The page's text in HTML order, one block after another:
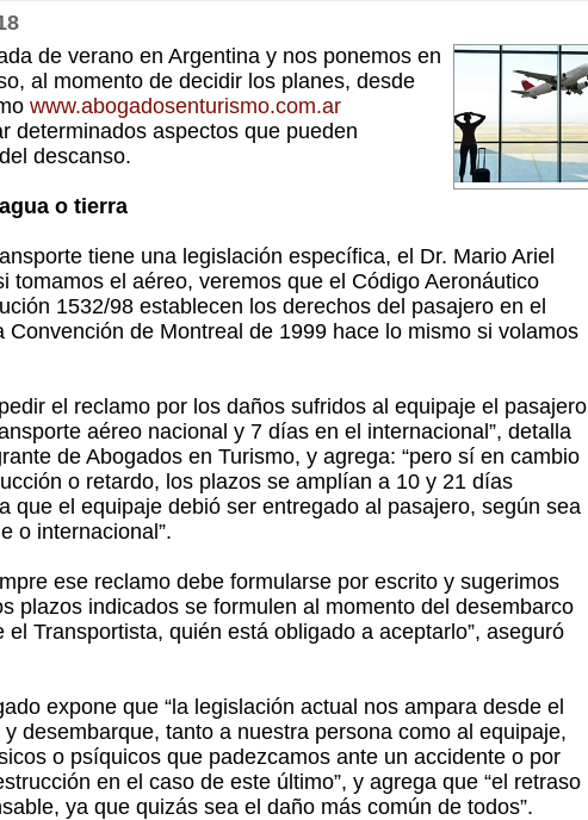
de verano en Argentina y nos ponemos en
al momento de decidir los planes, desde
www.abogadosenturismo.com.ar
determinados aspectos que pueden
descanso.
o tierra
tiene una legislación específica, el Dr. Mario Ariel
tomamos el aéreo, veremos que el Código Aeronáutico
1532/98 establecen los derechos del pasajero en el
Convención de Montreal de 1999 hace lo mismo si volamos
el reclamo por los daños sufridos al equipaje el pasajero
aéreo nacional y 7 días en el internacional”, detalla
de Abogados en Turismo, y agrega: “pero sí en cambio
o retardo, los plazos se amplían a 10 y 21 días
que el equipaje debió ser entregado al pasajero, según sea
o internacional”.
ese reclamo debe formularse por escrito y sugerimos
plazos indicados se formulen al momento del desembarco
el Transportista, quién está obligado a aceptarlo”, aseguró
expone que “la legislación actual nos ampara desde el
desembarque, tanto a nuestra persona como al equipaje,
o psíquicos que padezcamos ante un accidente o por
en el caso de este último”, y agrega que “el retraso
ya que quizás sea el daño más común de todos”.